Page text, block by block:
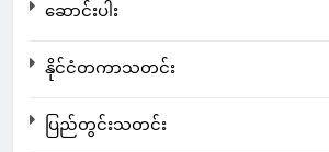
ဆောင်းပါး
နိုင်ငံတကာသတင်း
ပြည်တွင်းသတင်း